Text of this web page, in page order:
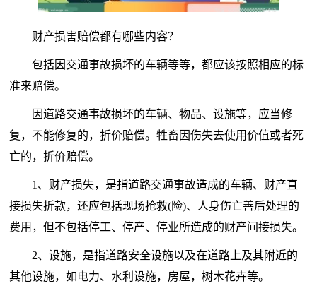
财产损害赔偿都有哪些内容？
包括因交通事故损坏的车辆等等，都应该按照相应的标
准来赔偿。
因道路交通事故损坏的车辆、物品、设施等，应当修
复，不能修复的，折价赔偿。牲畜因伤失去使用价值或者死
亡的，折价赔偿。
1、财产损失，是指道路交通事故造成的车辆、财产直
接损失折款，还应包括现场抢救(险)、人身伤亡善后处理的
费用，但不包括停工、停产、停业所造成的财产间接损失。
2、设施，是指道路安全设施以及在道路上及其附近的
其他设施，如电力、水利设施，房屋，树木花卉等。